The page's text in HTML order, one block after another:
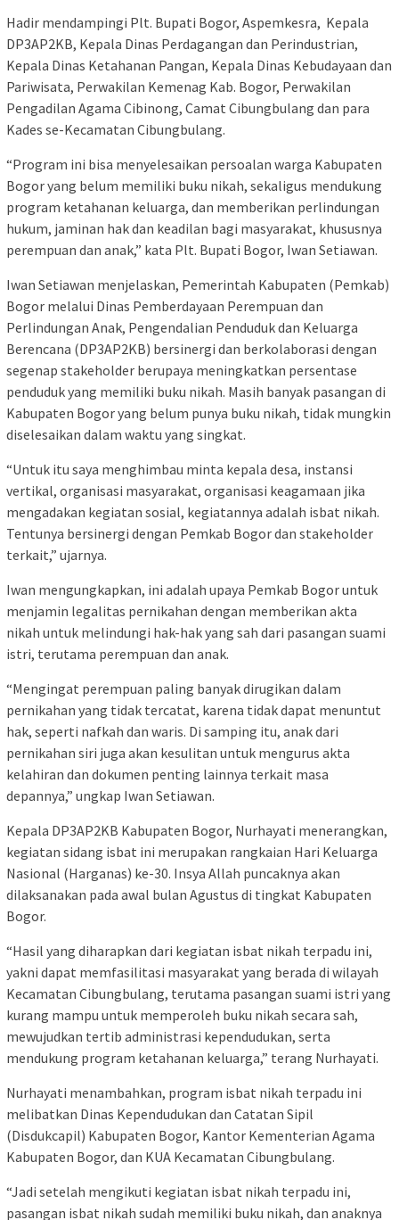
Hadir mendampingi Plt. Bupati Bogor, Aspemkesra, Kepala
DP3AP2KB, Kepala Dinas Perdagangan dan Perindustrian,
Kepala Dinas Ketahanan Pangan, Kepala Dinas Kebudayaan dan
Pariwisata, Perwakilan Kemenag Kab. Bogor, Perwakilan
Pengadilan Agama Cibinong, Camat Cibungbulang dan para
Kades se-Kecamatan Cibungbulang.
“Program ini bisa menyelesaikan persoalan warga Kabupaten
Bogor yang belum memiliki buku nikah, sekaligus mendukung
program ketahanan keluarga, dan memberikan perlindungan
hukum, jaminan hak dan keadilan bagi masyarakat, khususnya
perempuan dan anak,” kata Plt. Bupati Bogor, Iwan Setiawan.
Iwan Setiawan menjelaskan, Pemerintah Kabupaten (Pemkab)
Bogor melalui Dinas Pemberdayaan Perempuan dan
Perlindungan Anak, Pengendalian Penduduk dan Keluarga
Berencana (DP3AP2KB) bersinergi dan berkolaborasi dengan
segenap stakeholder berupaya meningkatkan persentase
penduduk yang memiliki buku nikah. Masih banyak pasangan di
Kabupaten Bogor yang belum punya buku nikah, tidak mungkin
diselesaikan dalam waktu yang singkat.
“Untuk itu saya menghimbau minta kepala desa, instansi
vertikal, organisasi masyarakat, organisasi keagamaan jika
mengadakan kegiatan sosial, kegiatannya adalah isbat nikah.
Tentunya bersinergi dengan Pemkab Bogor dan stakeholder
terkait,” ujarnya.
Iwan mengungkapkan, ini adalah upaya Pemkab Bogor untuk
menjamin legalitas pernikahan dengan memberikan akta
nikah untuk melindungi hak-hak yang sah dari pasangan suami
istri, terutama perempuan dan anak.
“Mengingat perempuan paling banyak dirugikan dalam
pernikahan yang tidak tercatat, karena tidak dapat menuntut
hak, seperti nafkah dan waris. Di samping itu, anak dari
pernikahan siri juga akan kesulitan untuk mengurus akta
kelahiran dan dokumen penting lainnya terkait masa
depannya,” ungkap Iwan Setiawan.
Kepala DP3AP2KB Kabupaten Bogor, Nurhayati menerangkan,
kegiatan sidang isbat ini merupakan rangkaian Hari Keluarga
Nasional (Harganas) ke-30. Insya Allah puncaknya akan
dilaksanakan pada awal bulan Agustus di tingkat Kabupaten
Bogor.
“Hasil yang diharapkan dari kegiatan isbat nikah terpadu ini,
yakni dapat memfasilitasi masyarakat yang berada di wilayah
Kecamatan Cibungbulang, terutama pasangan suami istri yang
kurang mampu untuk memperoleh buku nikah secara sah,
mewujudkan tertib administrasi kependudukan, serta
mendukung program ketahanan keluarga,” terang Nurhayati.
Nurhayati menambahkan, program isbat nikah terpadu ini
melibatkan Dinas Kependudukan dan Catatan Sipil
(Disdukcapil) Kabupaten Bogor, Kantor Kementerian Agama
Kabupaten Bogor, dan KUA Kecamatan Cibungbulang.
“Jadi setelah mengikuti kegiatan isbat nikah terpadu ini,
pasangan isbat nikah sudah memiliki buku nikah, dan anaknya